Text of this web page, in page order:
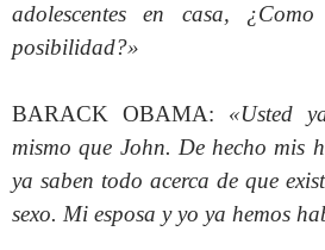
adolescentes en casa,
posibilidad?»
BARACK OBAMA: «Usted
mismo que John. De hecho mis
ya saben todo acerca de que
sexo. Mi esposa y yo ya hemos